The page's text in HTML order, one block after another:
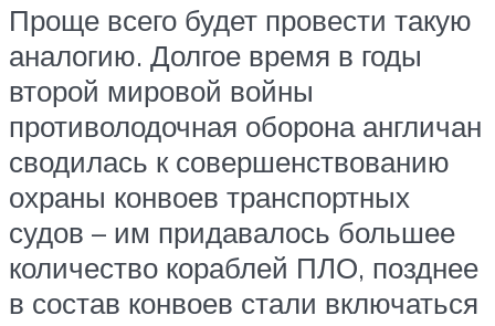
Проще всего будет провести такую
аналогию. Долгое время в годы
второй мировой войны
противолодочная оборона англичан
сводилась к совершенствованию
охраны конвоев транспортных
судов – им придавалось большее
количество кораблей ПЛО, позднее
в состав конвоев стали включаться